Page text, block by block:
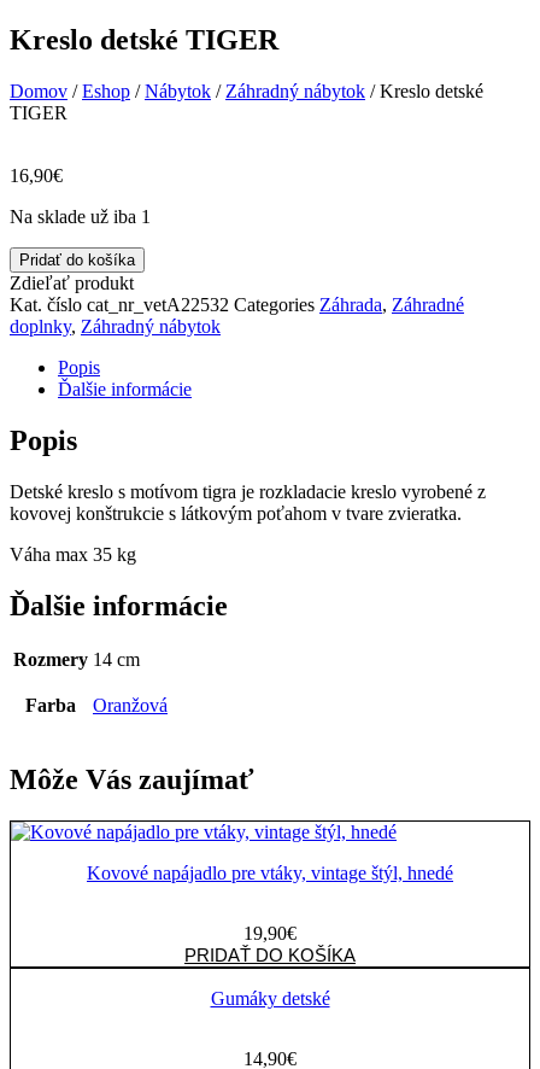
Kreslo detské TIGER
Domov /Eshop /Nábytok / Záhradný nábytok / Kreslo detské
TIGER
16,90€
Na sklade už iba 1
množstvo
Kreslo
detské
TIGER
Pridať do košíka
Zdieľať produkt
Kat. číslo cat_nr_vetA22532 Categories Záhrada, Záhradné
doplnky, Záhradný nábytok
Popis
Ďalšie informácie
Popis
Detské kreslo s motívom tigra je rozkladacie kreslo vyrobené z
kovovej konštrukcie s látkovým poťahom v tvare zvieratka.
Váha max 35 kg
Ďalšie informácie
Rozmery 14 cm
Farba Oranžová
Môže Vás zaujímať
Kovové napájadlo pre vtáky, vintage štýl, hnedé
19,90€
množstvo
Kovové
napájadlo
vintage
PRIDAŤ DO KOŠÍKA
Gumáky detské
14,90€